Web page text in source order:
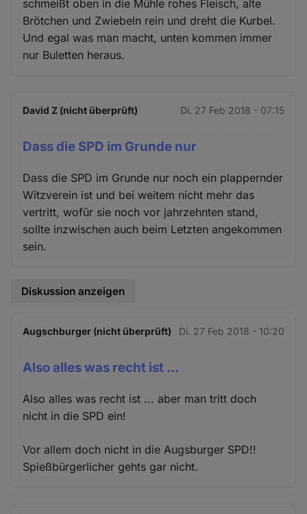
schmeißt oben in die Mühle rohes Fleisch, alte
Brötchen und Zwiebeln rein und dreht die Kurbel.
Und egal was man macht, unten kommen immer
nur Buletten heraus.
David Z (nicht überprüft) Di. 27 Feb 2018 - 07:15
Dass die SPD im Grunde nur
Dass die SPD im Grunde nur noch ein plappernder
Witzverein ist und bei weitem nicht mehr das
vertritt, wofūr sie noch vor jahrzehnten stand,
sollte inzwischen auch beim Letzten angekommen
sein.
Diskussion anzeigen
Augschburger (nicht überprüft) Di. 27 Feb 2018 - 10:20
Also alles was recht ist ...
Also alles was recht ist ... aber man tritt doch
nicht in die SPD ein!
Vor allem doch nicht in die Augsburger SPD!!
Spießbürgerlicher gehts gar nicht.